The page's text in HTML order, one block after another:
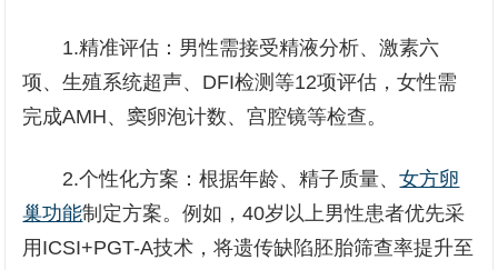
1.精准评估：男性需接受精液分析、激素六
项、生殖系统超声、DFI检测等12项评估，女性需
完成AMH、窦卵泡计数、宫腔镜等检查。
2.个性化方案：根据年龄、精子质量、女方卵
巢功能制定方案。例如，40岁以上男性患者优先采
用ICSI+PGT-A技术，将遗传缺陷胚胎筛查率提升至